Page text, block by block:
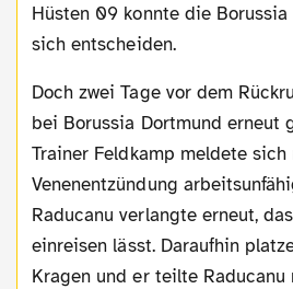
Hüsten 09 konnte die
sich entscheiden.
Doch zwei Tage vor dem Rückrundenstart gab es
bei Borussia Dortmund erneut
Trainer Feldkamp meldete
Venenentzündung
Raducanu verlangte erneut,
einreisen lässt. Daraufhin
Kragen und er teilte Raducanu